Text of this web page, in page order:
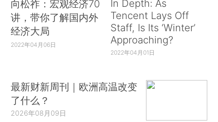
向松祚：宏观经济70
讲，带你了解国内外
经济大局
2022年04月06日
In Depth: As
Tencent Lays Off
Staff, Is Its ‘Winter’
Approaching?
2022年04月01日
最新财新周刊｜欧洲高温改变
了什么？
2026年08月09日